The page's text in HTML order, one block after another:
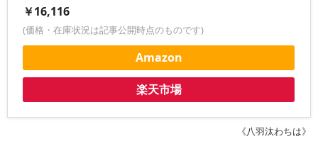
￥16,116
(価格・在庫状況は記事公開時点のものです)
Amazon
楽天市場
《八羽汰わちは》